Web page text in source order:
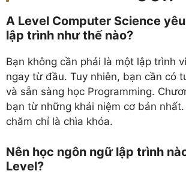
A Level Computer Science
lập trình như thế nào?
Bạn không cần phải là một lập trình
ngay từ đầu. Tuy nhiên, bạn cần có
và sẵn sàng học Programming.
bạn từ những khái niệm cơ bản
chăm chỉ là chìa khóa.
Nên học ngôn ngữ lập trình
Level?